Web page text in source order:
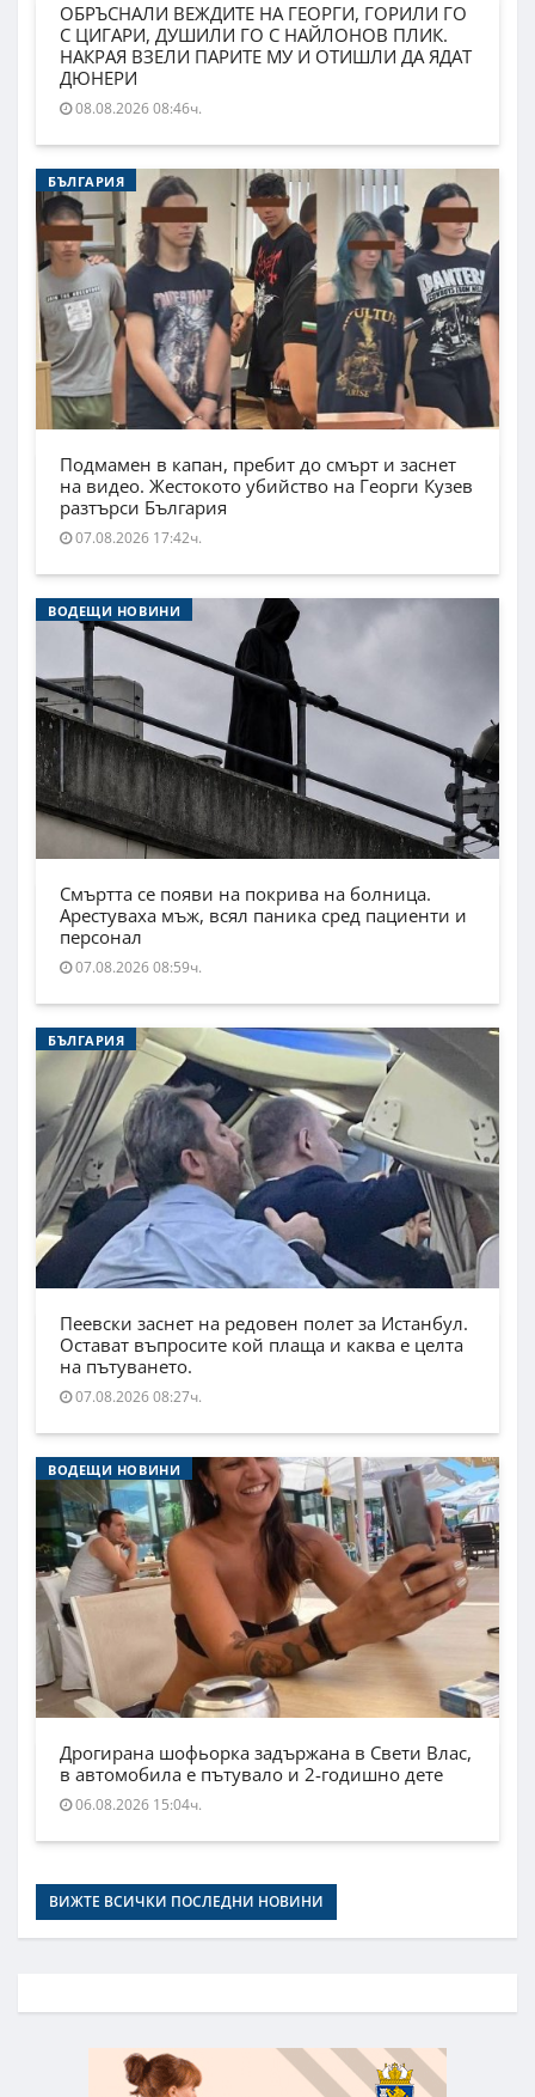
ОБРЪСНАЛИ ВЕЖДИТЕ НА ГЕОРГИ, ГОРИЛИ ГО
С ЦИГАРИ, ДУШИЛИ ГО С НАЙЛОНОВ ПЛИК.
НАКРАЯ ВЗЕЛИ ПАРИТЕ МУ И ОТИШЛИ ДА ЯДАТ
ДЮНЕРИ
08.08.2026 08:46ч.
БЪЛГАРИЯ
Подмамен в капан, пребит до смърт и заснет
на видео. Жестокото убийство на Георги Кузев
разтърси България
07.08.2026 17:42ч.
ВОДЕЩИ НОВИНИ
Смъртта се появи на покрива на болница.
Арестуваха мъж, всял паника сред пациенти и
персонал
07.08.2026 08:59ч.
БЪЛГАРИЯ
Пеевски заснет на редовен полет за Истанбул.
Остават въпросите кой плаща и каква е целта
на пътуването.
07.08.2026 08:27ч.
ВОДЕЩИ НОВИНИ
Дрогирана шофьорка задържана в Свети Влас,
в автомобила е пътувало и 2-годишно дете
06.08.2026 15:04ч.
ВИЖТЕ ВСИЧКИ ПОСЛЕДНИ НОВИНИ